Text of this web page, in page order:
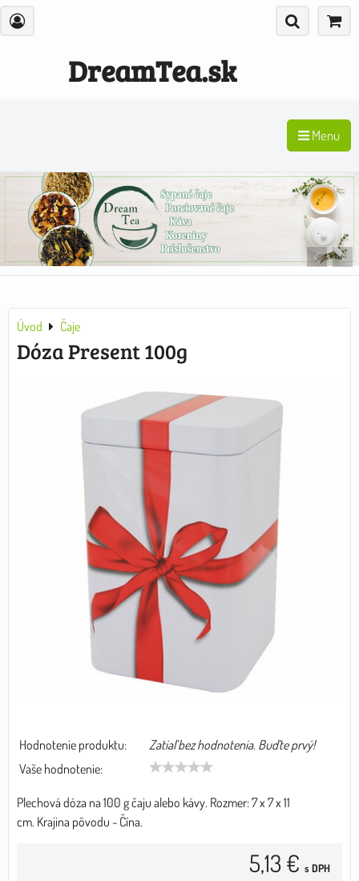
DreamTea.sk
Menu
Úvod Čaje
Dóza Present 100g
Hodnotenie produktu:
Zatiaľ bez hodnotenia. Buďte prvý!
Vaše hodnotenie:
Plechová dóza na 100 g čaju alebo kávy. Rozmer: 7 x 7 x 11
cm. Krajina pôvodu - Čína.
5,13 € s DPH